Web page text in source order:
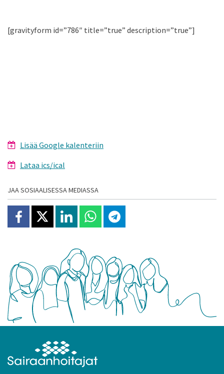
[gravityform id=”786″ title=”true” description=”true”]
Lisää Google kalenteriin
Lataa ics/ical
JAA SOSIAALISESSA MEDIASSA
Jaa Facebookissa
Jaa X:ssäJaa Linkedinissä
Jaa Whatsappissa
Jaa Telegramissa